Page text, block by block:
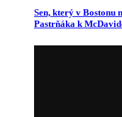
Sen, který v Bostonu
Pastrňáka k